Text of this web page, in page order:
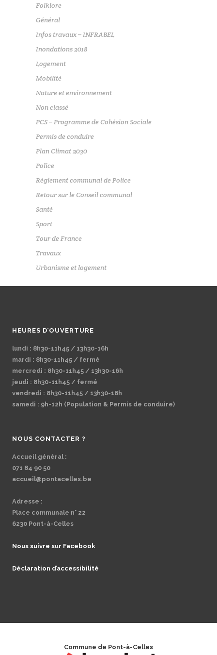
Folklore
Général
Infos travaux – INFRABEL
Inondations 2018
Logement
Mobilité
Nature et environnement
Non classé
PCS – Programme de Cohésion Sociale
Permis de conduire
Plan Climat 2030
Police
Règlement communal de Police
Retour sur le Conseil communal
Santé
Sport
Tour de France
Travaux
Urbanisme et logement
HEURES D’OUVERTURE
lundi : 8h30-11h45 / 13h30-16h
mardi : 8h30-11h45 / fermé
mercredi : 8h30-11h45 / 13h30-16h
jeudi : 8h30-11h45 / fermé
vendredi : 8h30-11h45 / 13h30-16h
samedi : 9h-12h (Population & Permis de conduire)
NOUS CONTACTER ?
Accueil général :
071 84 90 50
accueil@pontacelles.be
Adresse :
Place communale n° 22
6230 Pont-à-Celles
Nous suivre sur Facebook
Déclaration d’accessibilité
Commune de Pont-à-Celles